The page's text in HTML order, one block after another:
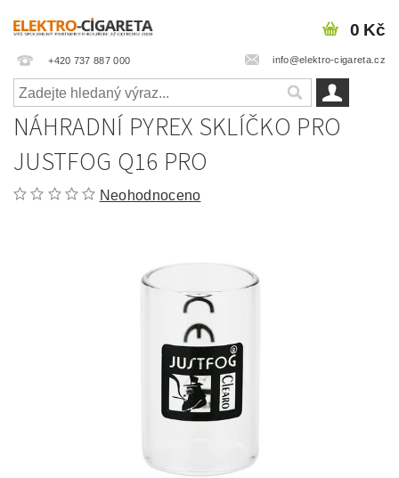
+420 737 887 000 info@elektro-cigareta.cz
0 Kč
NÁHRADNÍ PYREX SKLÍČKO PRO
JUSTFOG Q16 PRO
Neohodnoceno